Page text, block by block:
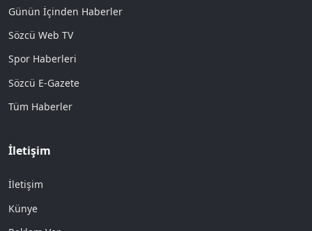
Günün İçinden Haberler
Sözcü Web TV
Spor Haberleri
Sözcü E-Gazete
Tüm Haberler
İletişim
İletişim
Künye